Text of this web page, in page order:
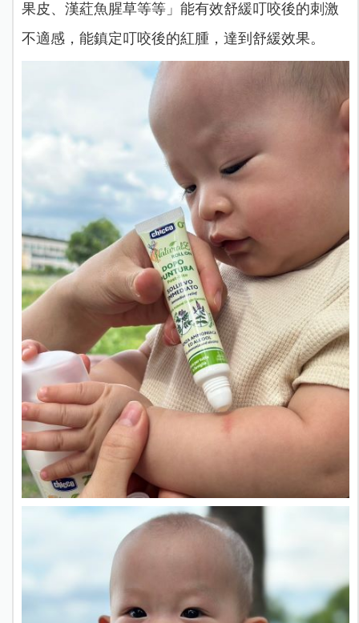
果皮、漢葒魚腥草等等」能有效舒緩叮咬後的刺激
不適感，能鎮定叮咬後的紅腫，達到舒緩效果。